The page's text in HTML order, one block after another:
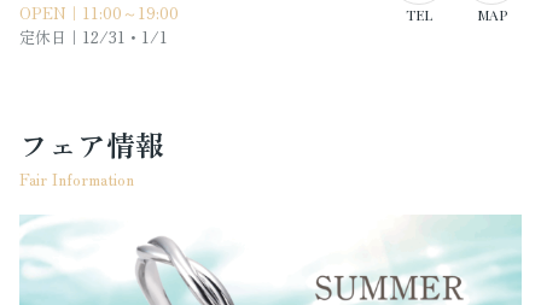
OPEN｜11:00～19:00
定休日｜ 12/31・1/1
TEL MAP
フェア情報
Fair Information